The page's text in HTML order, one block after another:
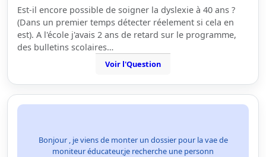
Est-il encore possible de soigner la dyslexie à 40 ans ?
(Dans un premier temps détecter réelement si cela en
est). A l'école j'avais 2 ans de retard sur le programme,
des bulletins scolaires…
Voir l'Question
Bonjour , je viens de monter un dossier pour la vae de
moniteur éducateur,je recherche une personn